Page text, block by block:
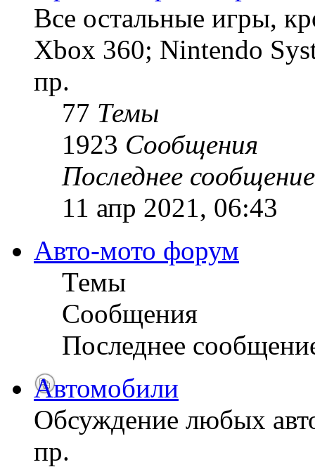
Все остальные игры,
Xbox 360; Nintendo
пр.
77 Темы
1923 Сообщения
Последнее сообщение
11 апр 2021, 06:43
Авто-мото форум
Темы
Сообщения
Последнее
Автомобили
Обсуждение любых
пр.